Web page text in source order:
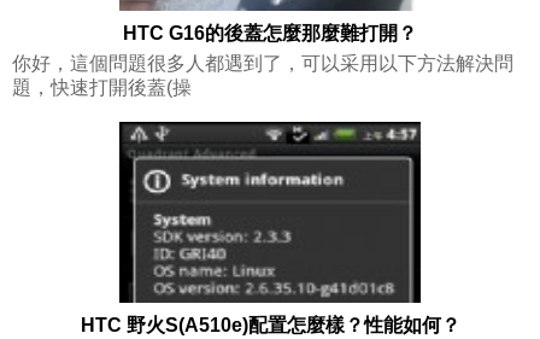
HTC G16的後蓋怎麼那麼難打開？
你好，這個問題很多人都遇到了，可以采用以下方法解決問
題，快速打開後蓋(操
HTC 野火S(A510e)配置怎麼樣？性能如何？